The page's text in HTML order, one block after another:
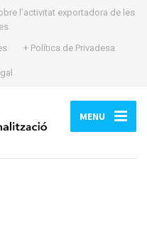
l’activitat exportadora de les
+ Política de Privadesa
MENU